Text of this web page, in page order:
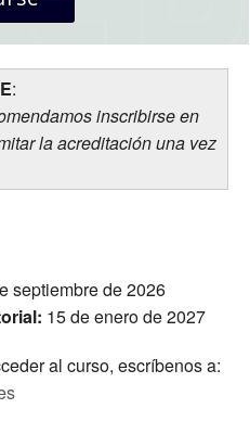
:
inscribirse en
la acreditación una vez
septiembre de 2026
15 de enero de 2027
al curso, escríbenos a: